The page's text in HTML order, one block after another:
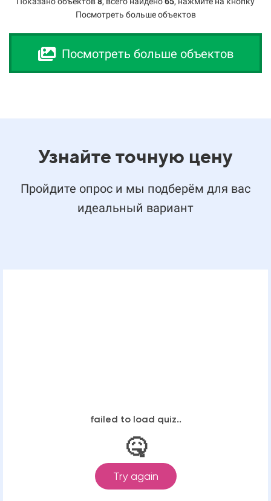
Посмотреть больше объектов
Посмотреть больше объектов
Узнайте точную цену
Пройдите опрос и мы подберём для вас
идеальный вариант